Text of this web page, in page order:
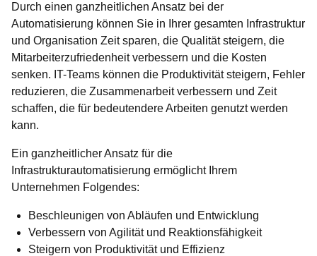
Durch einen ganzheitlichen Ansatz bei der
Automatisierung können Sie in Ihrer gesamten Infrastruktur
und Organisation Zeit sparen, die Qualität steigern, die
Mitarbeiterzufriedenheit verbessern und die Kosten
senken. IT-Teams können die Produktivität steigern, Fehler
reduzieren, die Zusammenarbeit verbessern und Zeit
schaffen, die für bedeutendere Arbeiten genutzt werden
kann.
Ein ganzheitlicher Ansatz für die
Infrastrukturautomatisierung ermöglicht Ihrem
Unternehmen Folgendes:
Beschleunigen von Abläufen und Entwicklung
Verbessern von Agilität und Reaktionsfähigkeit
Steigern von Produktivität und Effizienz